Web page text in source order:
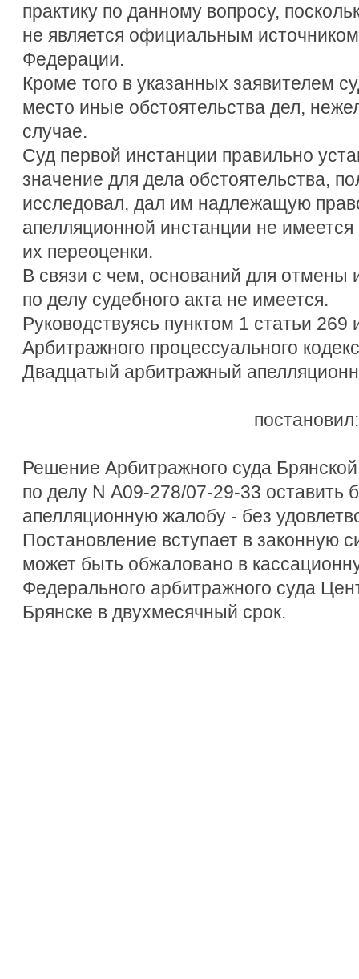
практику по данному вопросу,
не является официальным
Федерации.
Кроме того в указанных заявителем
место иные обстоятельства дел,
случае.
Суд первой инстанции правильно
значение для дела обстоятельства,
исследовал, дал им надлежащую
апелляционной инстанции не
их переоценки.
В связи с чем, оснований для отмены
по делу судебного акта не имеется.
Руководствуясь пунктом 1 статьи 269
Арбитражного процессуального
Двадцатый арбитражный
постановил:
Решение Арбитражного суда
по делу N А09-278/07-29-33 оставить
апелляционную жалобу - без
Постановление вступает в законную
может быть обжаловано в
Федерального арбитражного суда
Брянске в двухмесячный срок.